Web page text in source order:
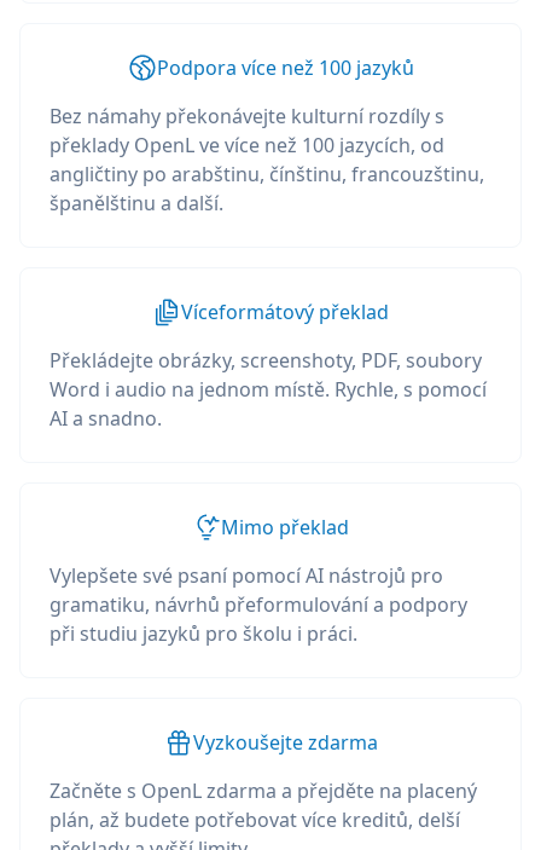
Podpora více než 100 jazyků
Bez námahy překonávejte kulturní rozdíly s
překlady OpenL ve více než 100 jazycích, od
angličtiny po arabštinu, čínštinu, francouzštinu,
španělštinu a další.
Víceformátový překlad
Překládejte obrázky, screenshoty, PDF, soubory
Word i audio na jednom místě. Rychle, s pomocí
AI a snadno.
Mimo překlad
Vylepšete své psaní pomocí AI nástrojů pro
gramatiku, návrhů přeformulování a podpory
při studiu jazyků pro školu i práci.
Vyzkoušejte zdarma
Začněte s OpenL zdarma a přejděte na placený
plán, až budete potřebovat více kreditů, delší